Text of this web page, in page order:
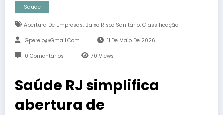
Saúde
Abertura De Empresas, Baixo Risco Sanitário, Classificação
Gperelo@gmail.com 11 De Maio De 2026
0 Comentários 70 Views
Saúde RJ simplifica
abertura de